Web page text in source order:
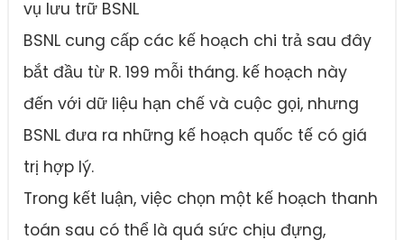
vụ lưu trữ BSNL
BSNL cung cấp các kế hoạch chi trả sau đây
bắt đầu từ R. 199 mỗi tháng. kế hoạch này
đến với dữ liệu hạn chế và cuộc gọi, nhưng
BSNL đưa ra những kế hoạch quốc tế có giá
trị hợp lý.
Trong kết luận, việc chọn một kế hoạch thanh
toán sau có thể là quá sức chịu đựng,